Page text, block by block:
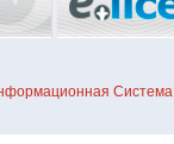
Система